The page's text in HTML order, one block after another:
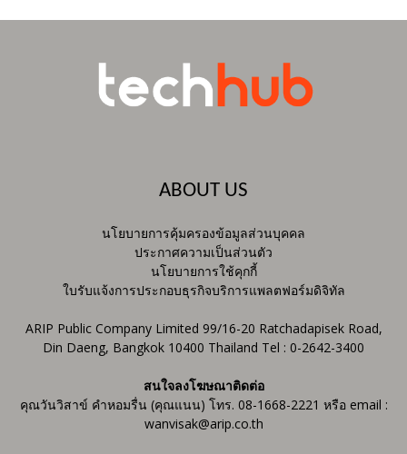
ABOUT US
นโยบายการคุ้มครองข้อมูลส่วนบุคคล
ประกาศความเป็นส่วนตัว
นโยบายการใช้คุกกี้
ใบรับแจ้งการประกอบธุรกิจบริการแพลตฟอร์มดิจิทัล
ARIP Public Company Limited 99/16-20 Ratchadapisek Road,
Din Daeng, Bangkok 10400 Thailand Tel : 0-2642-3400
สนใจลงโฆษณาติดต่อ
คุณวันวิสาข์ คำหอมรื่น (คุณแนน) โทร. 08-1668-2221 หรือ email :
wanvisak@arip.co.th